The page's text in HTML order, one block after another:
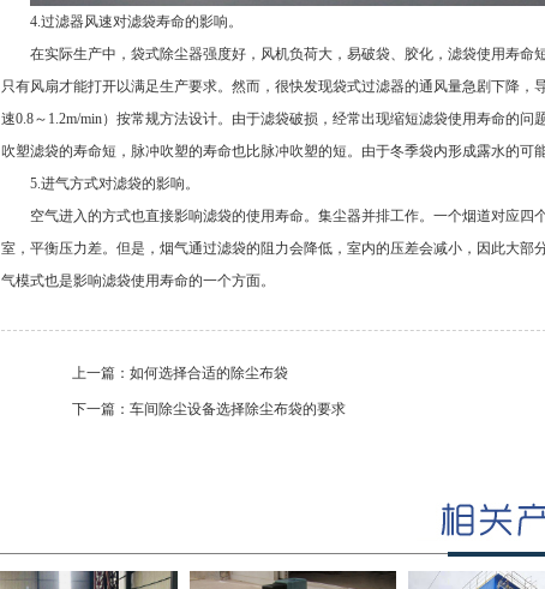
4.过滤器风速对滤袋寿命的影响。
在实际生产中，袋式除尘器强度好，风机负荷大，易破袋、胶化，滤袋使用寿
只有风扇才能打开以满足生产要求。然而，很快发现袋式过滤器的通风量急剧下降
速0.8～1.2m/min）按常规方法设计。由于滤袋破损，经常出现缩短滤袋使用寿命的
吹塑滤袋的寿命短，脉冲吹塑的寿命也比脉冲吹塑的短。由于冬季袋内形成露水的可
5.进气方式对滤袋的影响。
空气进入的方式也直接影响滤袋的使用寿命。集尘器并排工作。一个烟道对应
室，平衡压力差。但是，烟气通过滤袋的阻力会降低，室内的压差会减小，因此大
气模式也是影响滤袋使用寿命的一个方面。
上一篇： 如何选择合适的除尘布袋
下一篇： 车间除尘设备选择除尘布袋的要求